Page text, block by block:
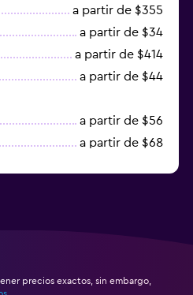
a partir de $355
a partir de $34
a partir de $414
a partir de $44
a partir de $56
a partir de $68
precios exactos, sin embargo,